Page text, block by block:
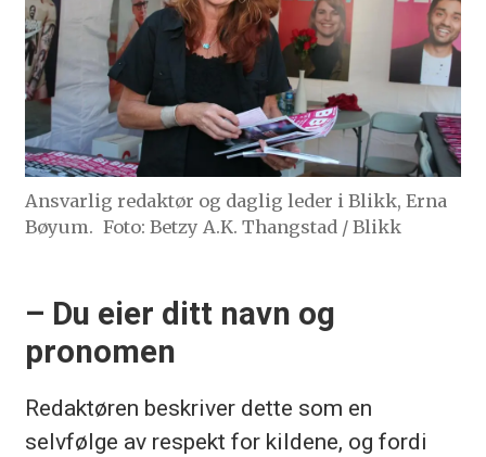
Ansvarlig redaktør og daglig leder i Blikk, Erna
Bøyum. Foto: Betzy A.K. Thangstad / Blikk
– Du eier ditt navn og
pronomen
Redaktøren beskriver dette som en
selvfølge av respekt for kildene, og fordi